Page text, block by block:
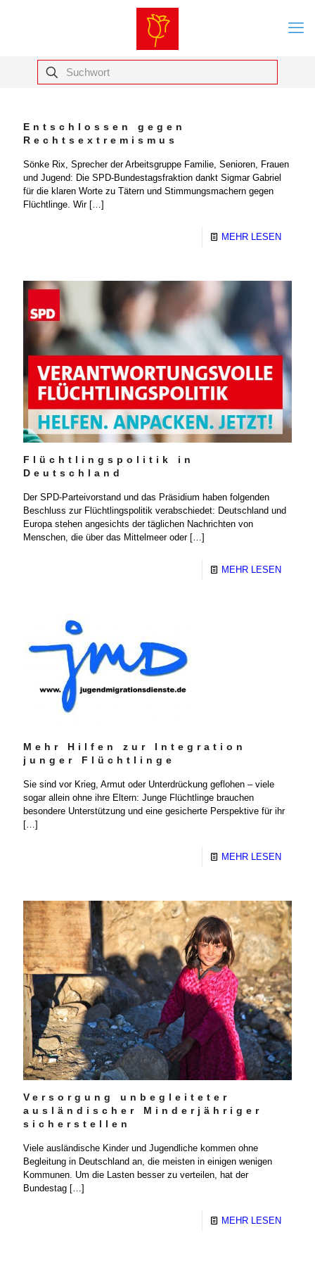
Entschlossen gegen
Rechtsextremismus
Sönke Rix, Sprecher der Arbeitsgruppe Familie, Senioren, Frauen
und Jugend: Die SPD-Bundestagsfraktion dankt Sigmar Gabriel
für die klaren Worte zu Tätern und Stimmungsmachern gegen
Flüchtlinge. Wir[…]
MEHR LESEN
Flüchtlingspolitik in
Deutschland
Der SPD-Parteivorstand und das Präsidium haben folgenden
Beschluss zur Flüchtlingspolitik verabschiedet: Deutschland und
Europa stehen angesichts der täglichen Nachrichten von
Menschen, die über das Mittelmeer oder[…]
MEHR LESEN
Mehr Hilfen zur Integration
junger Flüchtlinge
Sie sind vor Krieg, Armut oder Unterdrückung geflohen – viele
sogar allein ohne ihre Eltern: Junge Flüchtlinge brauchen
besondere Unterstützung und eine gesicherte Perspektive für ihr
[…]
MEHR LESEN
Versorgung unbegleiteter
ausländischer Minderjähriger
sicherstellen
Viele ausländische Kinder und Jugendliche kommen ohne
Begleitung in Deutschland an, die meisten in einigen wenigen
Kommunen. Um die Lasten besser zu verteilen, hat der
Bundestag […]
MEHR LESEN